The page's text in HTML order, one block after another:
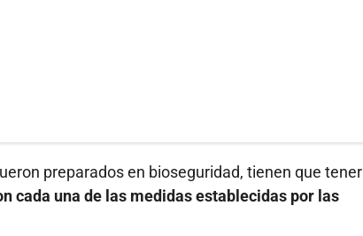
preparados en bioseguridad, tienen que tener
cada una de las medidas establecidas por las